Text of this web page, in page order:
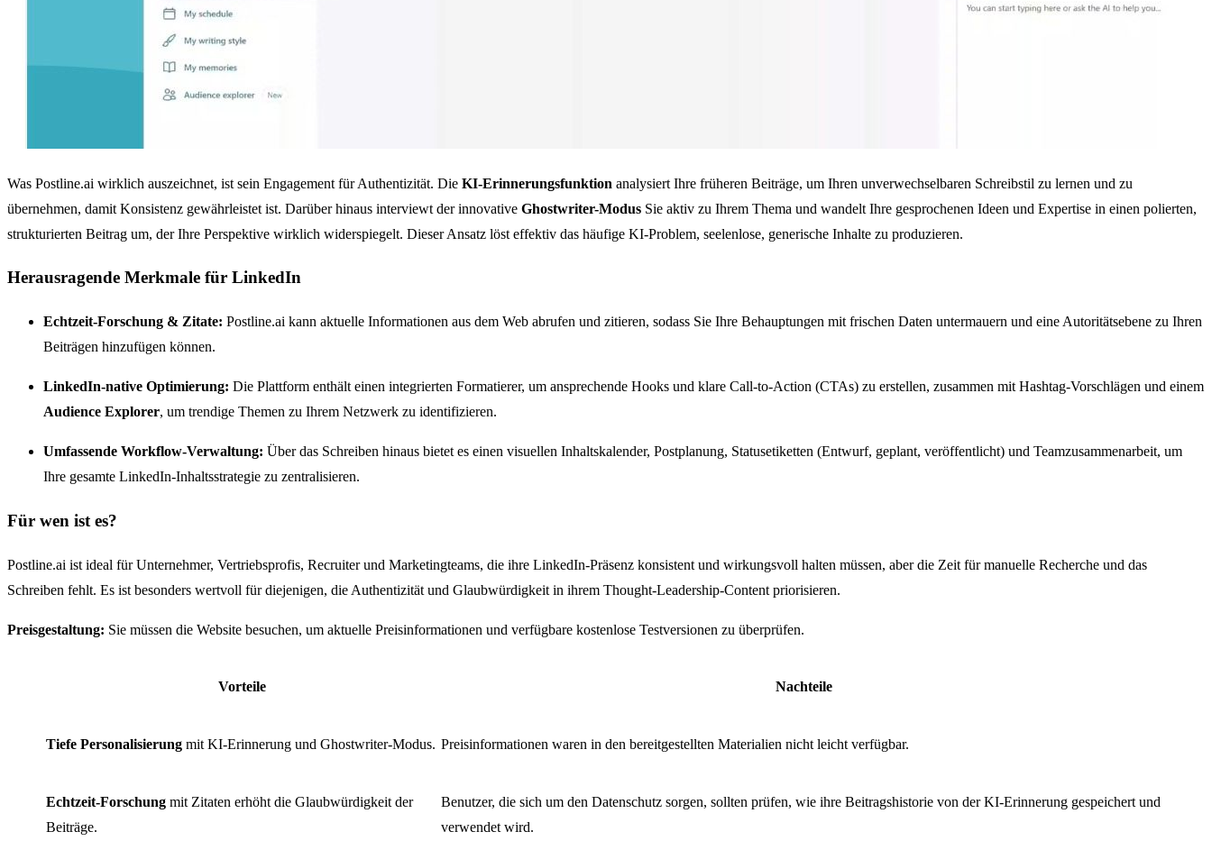
Was Postline.ai wirklich auszeichnet, ist sein Engagement für Authentizität. Die KI-Erinnerungsfunktion analysiert Ihre früheren Beiträge, um Ihren unverwechselbaren Schreibstil zu lernen und zu
übernehmen, damit Konsistenz gewährleistet ist. Darüber hinaus interviewt der innovative Ghostwriter-Modus Sie aktiv zu Ihrem Thema und wandelt Ihre gesprochenen Ideen und Expertise in einen polierten,
strukturierten Beitrag um, der Ihre Perspektive wirklich widerspiegelt. Dieser Ansatz löst effektiv das häufige KI-Problem, seelenlose, generische Inhalte zu produzieren.
Herausragende Merkmale für LinkedIn
Echtzeit-Forschung & Zitate: Postline.ai kann aktuelle Informationen aus dem Web abrufen und zitieren, sodass Sie Ihre Behauptungen mit frischen Daten untermauern und eine Autoritätsebene zu Ihren
Beiträgen hinzufügen können.
LinkedIn-native Optimierung: Die Plattform enthält einen integrierten Formatierer, um ansprechende Hooks und klare Call-to-Action (CTAs) zu erstellen, zusammen mit Hashtag-Vorschlägen und einem
Audience Explorer, um trendige Themen zu Ihrem Netzwerk zu identifizieren.
Umfassende Workflow-Verwaltung: Über das Schreiben hinaus bietet es einen visuellen Inhaltskalender, Postplanung, Statusetiketten (Entwurf, geplant, veröffentlicht) und Teamzusammenarbeit, um
Ihre gesamte LinkedIn-Inhaltsstrategie zu zentralisieren.
Für wen ist es?
Postline.ai ist ideal für Unternehmer, Vertriebsprofis, Recruiter und Marketingteams, die ihre LinkedIn-Präsenz konsistent und wirkungsvoll halten müssen, aber die Zeit für manuelle Recherche und das
Schreiben fehlt. Es ist besonders wertvoll für diejenigen, die Authentizität und Glaubwürdigkeit in ihrem Thought-Leadership-Content priorisieren.
Preisgestaltung: Sie müssen die Website besuchen, um aktuelle Preisinformationen und verfügbare kostenlose Testversionen zu überprüfen.
Vorteile Nachteile
Tiefe Personalisierung mit KI-Erinnerung und Ghostwriter-Modus. Preisinformationen waren in den bereitgestellten Materialien nicht leicht verfügbar.
Echtzeit-Forschung mit Zitaten erhöht die Glaubwürdigkeit der
Beiträge.
Benutzer, die sich um den Datenschutz sorgen, sollten prüfen, wie ihre Beitragshistorie von der KI-Erinnerung gespeichert und
verwendet wird.